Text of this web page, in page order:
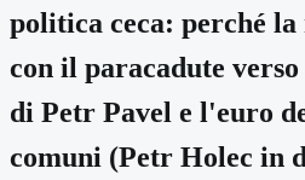
politica ceca: perché la
con il paracadute
di Petr Pavel e l'euro
comuni (Petr Holec in